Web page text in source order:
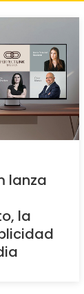
lanza
la